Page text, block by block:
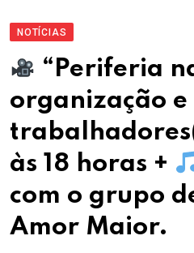
NOTÍCIAS
“Periferia
organização e
às 18 horas +
com o grupo
Amor Maior.